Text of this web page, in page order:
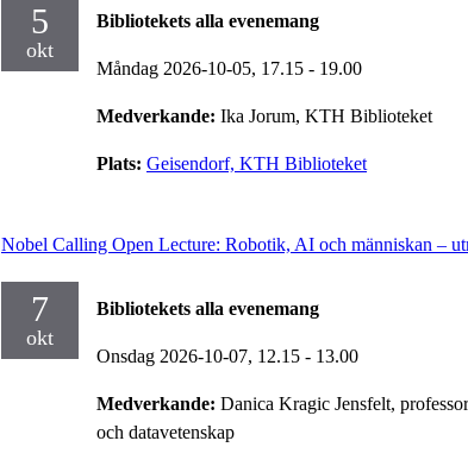
5
okt
Bibliotekets alla evenemang
Måndag 2026-10-05, 17.15 - 19.00
Medverkande: Ika Jorum, KTH Biblioteket
Plats: Geisendorf, KTH Biblioteket
Nobel Calling Open Lecture: Robotik, AI och människan –
7
okt
Bibliotekets alla evenemang
Onsdag 2026-10-07, 12.15 - 13.00
Medverkande: Danica Kragic Jensfelt,
och datavetenskap